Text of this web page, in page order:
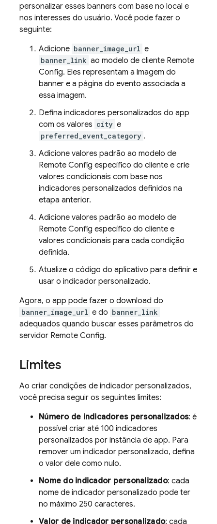
personalizar esses banners com base no local e
nos interesses do usuário. Você pode fazer o
seguinte:
Adicione banner_image_url e
banner_link ao modelo de cliente Remote
Config. Eles representam a imagem do
banner e a página do evento associada a
essa imagem.
Defina indicadores personalizados do app
com os valores city e
preferred_event_category .
Adicione valores padrão ao modelo de
Remote Config específico do cliente e crie
valores condicionais com base nos
indicadores personalizados definidos na
etapa anterior.
Adicione valores padrão ao modelo de
Remote Config específico do cliente e
valores condicionais para cada condição
definida.
Atualize o código do aplicativo para definir e
usar o indicador personalizado.
Agora, o app pode fazer o download do
banner_image_url e do banner_link
adequados quando buscar esses parâmetros do
servidor Remote Config.
Limites
Ao criar condições de indicador personalizados,
você precisa seguir os seguintes limites:
Número de indicadores personalizados: é
possível criar até 100 indicadores
personalizados por instância de app. Para
remover um indicador personalizado, defina
o valor dele como nulo.
Nome do indicador personalizado: cada
nome de indicador personalizado pode ter
no máximo 250 caracteres.
Valor de indicador personalizado: cada